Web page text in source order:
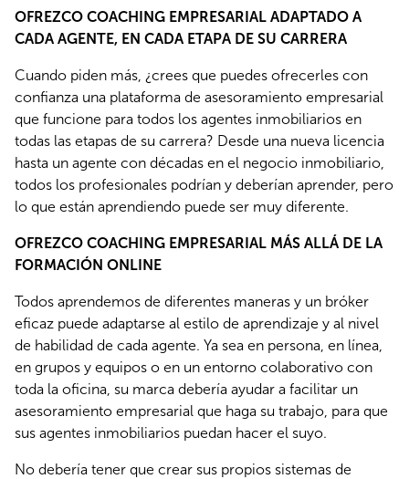
OFREZCO COACHING EMPRESARIAL ADAPTADO A
CADA AGENTE, EN CADA ETAPA DE SU CARRERA
Cuando piden más, ¿crees que puedes ofrecerles con
confianza una plataforma de asesoramiento empresarial
que funcione para todos los agentes inmobiliarios en
todas las etapas de su carrera? Desde una nueva licencia
hasta un agente con décadas en el negocio inmobiliario,
todos los profesionales podrían y deberían aprender, pero
lo que están aprendiendo puede ser muy diferente.
OFREZCO COACHING EMPRESARIAL MÁS ALLÁ DE LA
FORMACIÓN ONLINE
Todos aprendemos de diferentes maneras y un bróker
eficaz puede adaptarse al estilo de aprendizaje y al nivel
de habilidad de cada agente. Ya sea en persona, en línea,
en grupos y equipos o en un entorno colaborativo con
toda la oficina, su marca debería ayudar a facilitar un
asesoramiento empresarial que haga su trabajo, para que
sus agentes inmobiliarios puedan hacer el suyo.
No debería tener que crear sus propios sistemas de